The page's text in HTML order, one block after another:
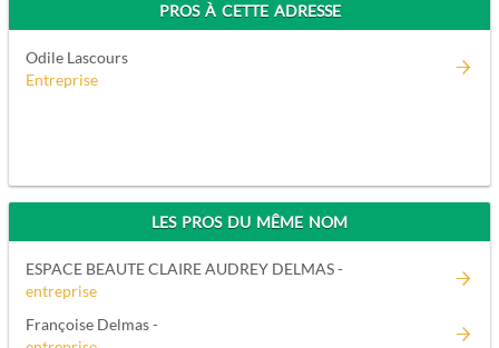
PROS À CETTE ADRESSE
Odile Lascours
Entreprise
LES PROS DU MÊME NOM
ESPACE BEAUTE CLAIRE AUDREY DELMAS -
entreprise
Françoise Delmas -